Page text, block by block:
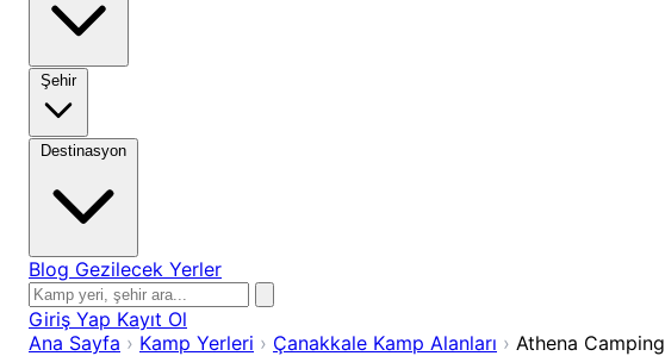
Şehir
Destinasyon
Blog Gezilecek Yerler
Giriş Yap Kayıt Ol
Ana Sayfa › Kamp Yerleri › Çanakkale Kamp Alanları › Athena Camping